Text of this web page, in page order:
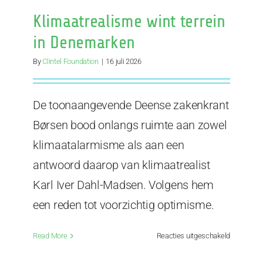
Klimaatrealisme wint terrein
in Denemarken
ByClintel Foundation | 16 juli 2026
De toonaangevende Deense zakenkrant
Børsen bood onlangs ruimte aan zowel
klimaatalarmisme als aan een
antwoord daarop van klimaatrealist
Karl Iver Dahl-Madsen. Volgens hem
een reden tot voorzichtig optimisme.
Read More Reacties uitgeschakeldvoor